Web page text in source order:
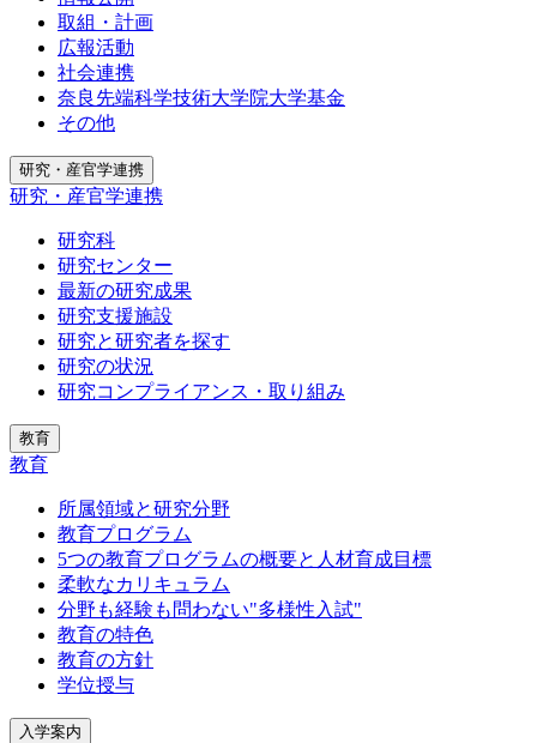
取組・計画
広報活動
社会連携
奈良先端科学技術大学院大学基金
その他
研究・産官学連携
研究・産官学連携
研究科
研究センター
最新の研究成果
研究支援施設
研究と研究者を探す
研究の状況
研究コンプライアンス・取り組み
教育
教育
所属領域と研究分野
教育プログラム
5つの教育プログラムの概要と人材育成目標
柔軟なカリキュラム
分野も経験も問わない"多様性入試"
教育の特色
教育の方針
学位授与
入学案内